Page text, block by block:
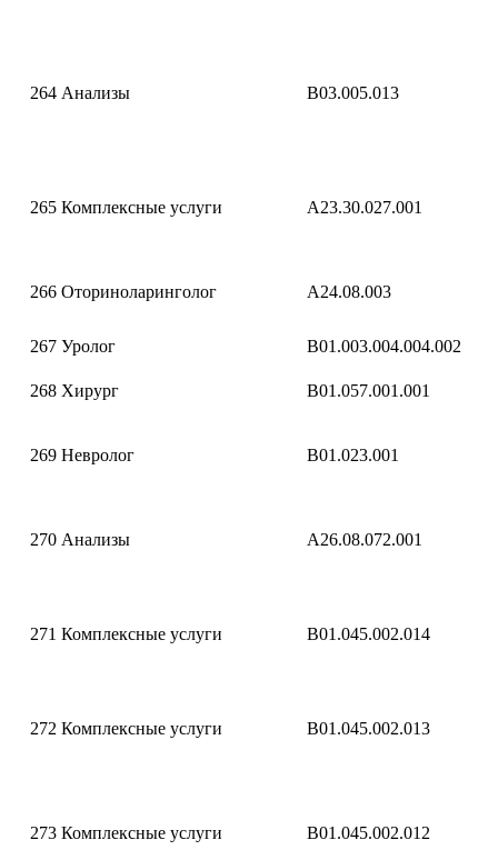
264 Анализы B03.005.013
265 Комплексные услуги A23.30.027.001
266 Оториноларинголог A24.08.003
267 Уролог B01.003.004.004.002
268 Хирург B01.057.001.001
269 Невролог B01.023.001
270 Анализы A26.08.072.001
271 Комплексные услуги B01.045.002.014
272 Комплексные услуги B01.045.002.013
273 Комплексные услуги B01.045.002.012